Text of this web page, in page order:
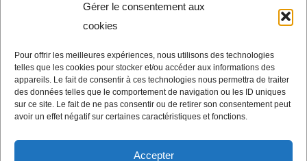
Gérer le consentement aux
cookies
Pour offrir les meilleures expériences, nous utilisons des technologies
telles que les cookies pour stocker et/ou accéder aux informations des
appareils. Le fait de consentir à ces technologies nous permettra de traiter
des données telles que le comportement de navigation ou les ID uniques
sur ce site. Le fait de ne pas consentir ou de retirer son consentement peut
avoir un effet négatif sur certaines caractéristiques et fonctions.
Accepter
J’ai lu et j’accepte la
confidentialité.